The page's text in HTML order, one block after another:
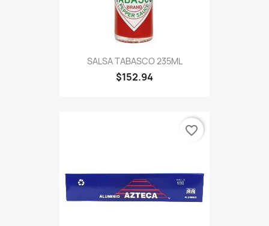
SALSA TABASCO 235ML
$152.94
favorite_border